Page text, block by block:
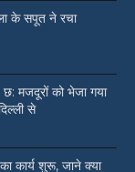
के सपूत ने रचा
मजदूरों को भेजा गया
से
कार्य शुरू, जाने क्या